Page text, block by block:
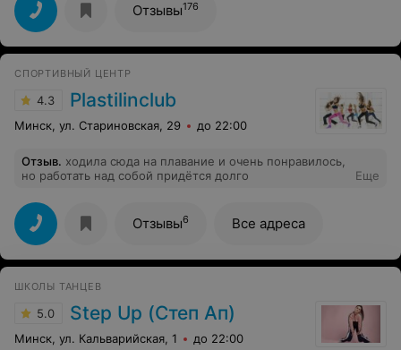
Отзывы176
СПОРТИВНЫЙ ЦЕНТР
4.3 Plastilinclub
Минск, ул. Стариновская, 29 до 22:00
Отзыв. ходила сюда на плавание и очень понравилось,
но работать над собой придётся долго
Еще
Отзывы6 Все адреса
ШКОЛЫ ТАНЦЕВ
5.0 Step Up (Степ Ап)
Минск, ул. Кальварийская, 1 до 22:00